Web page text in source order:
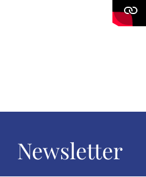
Newsletter